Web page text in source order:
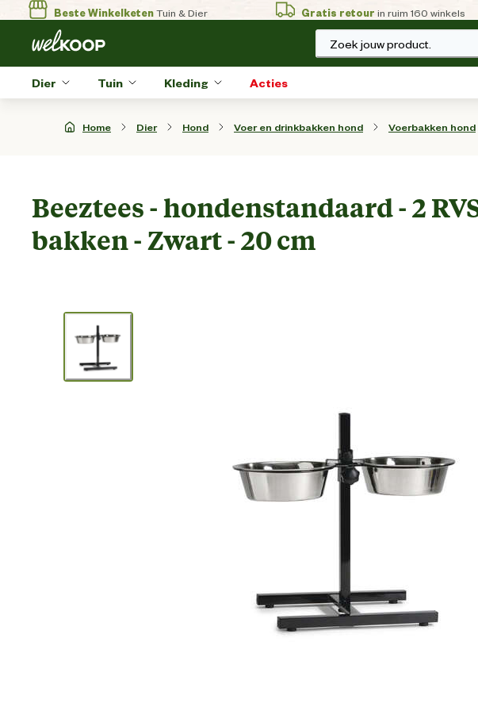
Beste WinkelketenTuin & Dier Gratis retour in ruim 160 winkels
Zoek jouw product.
Dier Tuin Kleding Acties
Home Dier Hond Voer en drinkbakken hond Voerbakken hond
Beeztees - hondenstandaard - 2
bakken - Zwart - 20 cm